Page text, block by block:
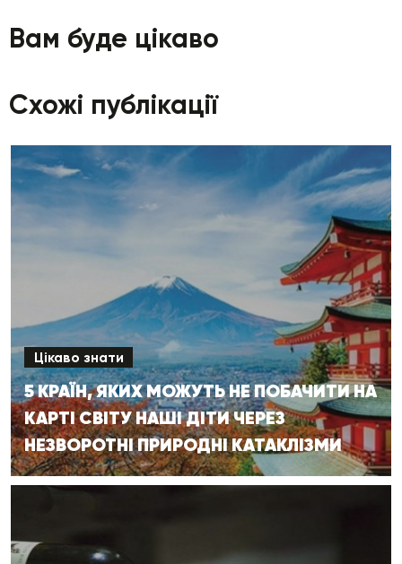
Вам буде цікаво
Схожі публікації
Цікаво знати
5 КРАЇН, ЯКИХ МОЖУТЬ НЕ ПОБАЧИТИ НА
КАРТІ СВІТУ НАШІ ДІТИ ЧЕРЕЗ
НЕЗВОРОТНІ ПРИРОДНІ КАТАКЛІЗМИ